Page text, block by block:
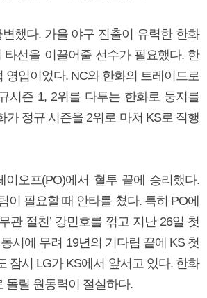
했다. 가을 야구 진출이 유력한 한화
타선을 이끌어줄 선수가 필요했다. 한
영입이었다. NC와 한화의 트레이드로
시즌 1, 2위를 다투는 한화로 둥지를
가 정규 시즌을 2위로 마쳐 KS로 직행
이오프(PO)에서 혈투 끝에 승리했다.
이 필요할 때 안타를 쳤다. 특히 PO에
관 절친’ 강민호를 꺾고 지난 26일 첫
시에 무려 19년의 기다림 끝에 KS 첫
잠시 LG가 KS에서 앞서고 있다. 한화
돌릴 원동력이 절실하다.